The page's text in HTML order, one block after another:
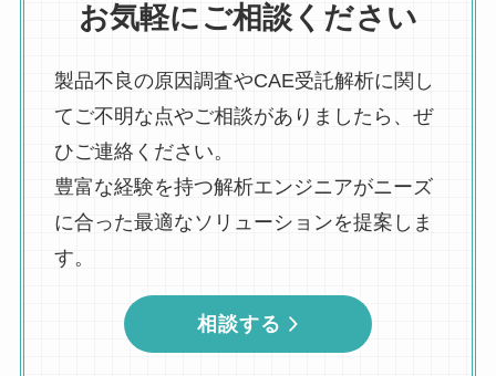
お気軽にご相談ください
製品不良の原因調査やCAE受託解析に関し
てご不明な点やご相談がありましたら、ぜ
ひご連絡ください。
豊富な経験を持つ解析エンジニアがニーズ
に合った最適なソリューションを提案しま
す。
相談する